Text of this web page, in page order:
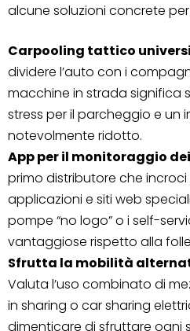
alcune soluzioni concrete
Carpooling tattico
dividere l’auto con i
macchine in strada significa
stress per il parcheggio e un
notevolmente ridotto.
App per il monitoraggio
primo distributore che
applicazioni e siti web
pompe “no logo” o i self-
vantaggiose rispetto alla
Sfrutta la mobilità
Valuta l’uso combinato di
in sharing o car sharing
dimenticare di sfruttare ogni